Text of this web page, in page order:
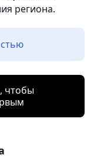
региона.
чтобы